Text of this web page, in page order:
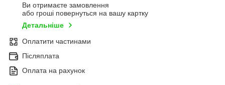
Ви отримаєте замовлення
або гроші повернуться на вашу картку
Детальніше
Оплатити частинами
Післяплата
Оплата на рахунок